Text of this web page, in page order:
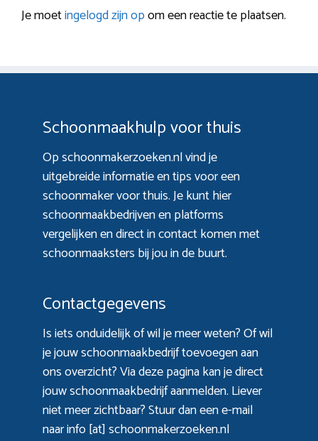
Je moetingelogd zijn opom een reactie te plaatsen.
Schoonmaakhulp voor thuis
Op schoonmakerzoeken.nl vind je
uitgebreide informatie en tips voor een
schoonmaker voor thuis. Je kunt hier
schoonmaakbedrijven en platforms
vergelijken en direct in contact komen met
schoonmaaksters bij jou in de buurt.
Contactgegevens
Is iets onduidelijk of wil je meer weten? Of wil
je jouw schoonmaakbedrijf toevoegen aan
ons overzicht? Viadeze paginakan je direct
jouw schoonmaakbedrijf aanmelden. Liever
niet meer zichtbaar? Stuur dan een e-mail
naar info [at] schoonmakerzoeken.nl